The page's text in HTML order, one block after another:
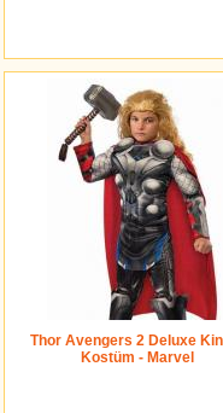
Thor Avengers 2 Deluxe
Kostüm - Marvel